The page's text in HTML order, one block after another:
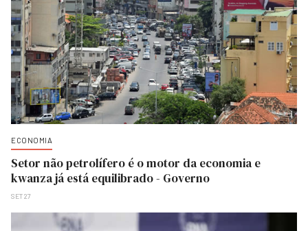
ECONOMIA
Setor não petrolífero é o motor da economia e
kwanza já está equilibrado - Governo
SET 27